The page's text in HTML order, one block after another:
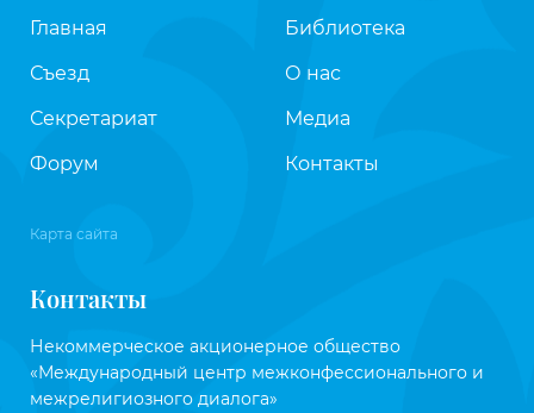
Главная
Съезд
Секретариат
Форум
Библиотека
О нас
Медиа
Контакты
Карта сайта
Контакты
Некоммерческое акционерное общество
«Международный центр межконфессионального и
межрелигиозного диалога»